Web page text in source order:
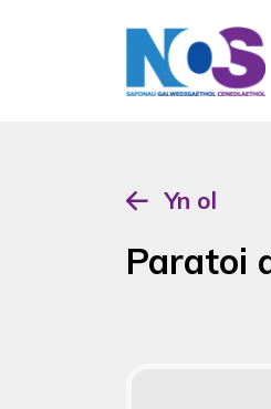
Yn ol
Paratoi